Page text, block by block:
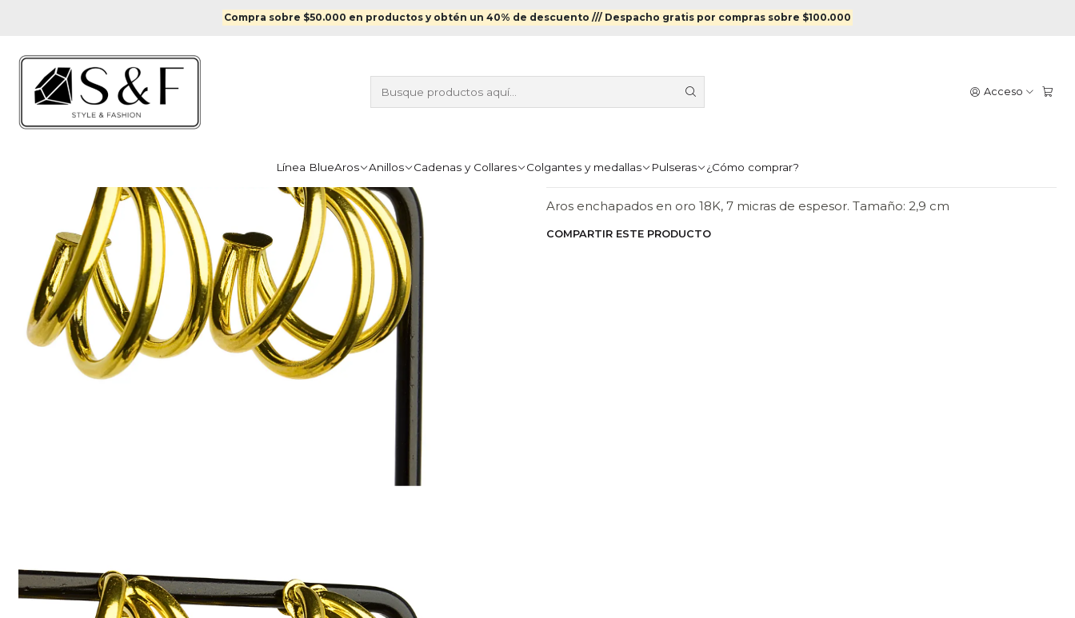
Acceso
Línea BlueAros Anillos Cadenas y Collares Colgantes y medallas Pulseras ¿Cómo comprar?
Compra sobre $50.000 en productos y obtén un 40% de descuento /// Despacho gratis por compras sobre $100.000
Inicio Aros Aros Enchapados en Oro Aros Triple Argolla enchapado en oro
AROS TRIPLE ARGOLLA ENCHAPADO EN
ORO
DESCRIPCIÓN
Aros enchapados en oro 18K, 7 micras de espesor. Tamaño: 2,9 cm
COMPARTIR ESTE PRODUCTO